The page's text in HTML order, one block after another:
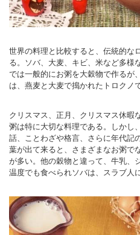
世界の料理と比較すると、伝統的な
る。ソバ、大麦、キビ、米など多様
では一般的にお粥を大穀物で作るが
は、燕麦と大麦で搗かれたトロクノ
クリスマス、正月、クリスマス休暇
粥は特に大切な料理である。しかし
話、ことわざや格言、さらに年代記
葉が出て来ると、さまざまなお粥で
が多い。他の穀物と違って、牛乳、
温度でも食べられソバは、スラブ人